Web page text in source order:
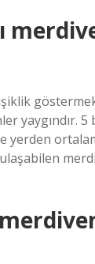
yaygındır. 5
yerden